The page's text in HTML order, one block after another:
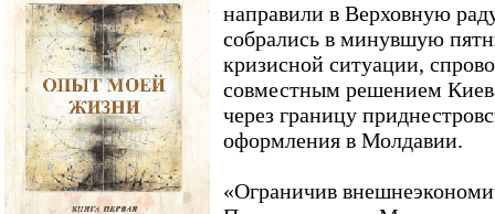
направили в Верховную
собрались в минувшую
кризисной ситуации,
совместным решением
через границу
оформления в Молдавии.
«Ограничив